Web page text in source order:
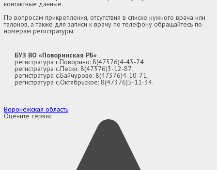
контактные данные.
По вопросам прикрепления, отсутствия в списке нужного врача или
талонов, а также для записи к врачу по телефону обращайтесь по
номерам регистратуры:
БУЗ ВО «Поворинская РБ»
регистратура г.Поворино: 8(47376)4-43-74;
регистратура с.Пески: 8(47376)3-12-87;
регистратура с.Байчурово: 8(47376)4-10-71;
регистратура с.Октябрьское: 8(47376)5-11-34.
Воронежская область
Оцените сервис